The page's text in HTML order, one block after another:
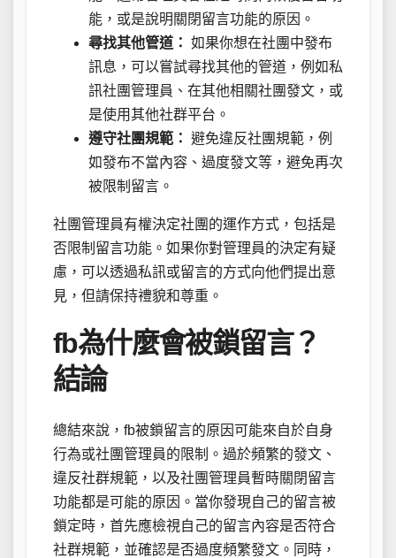
能，或是說明關閉留言功能的原因。
尋找其他管道： 如果你想在社團中發布
訊息，可以嘗試尋找其他的管道，例如私
訊社團管理員、在其他相關社團發文，或
是使用其他社群平台。
遵守社團規範： 避免違反社團規範，例
如發布不當內容、過度發文等，避免再次
被限制留言。
社團管理員有權決定社團的運作方式，包括是
否限制留言功能。如果你對管理員的決定有疑
慮，可以透過私訊或留言的方式向他們提出意
見，但請保持禮貌和尊重。
fb為什麼會被鎖留言？
結論
總結來說，fb被鎖留言的原因可能來自於自身
行為或社團管理員的限制。過於頻繁的發文、
違反社群規範，以及社團管理員暫時關閉留言
功能都是可能的原因。當你發現自己的留言被
鎖定時，首先應檢視自己的留言內容是否符合
社群規範，並確認是否過度頻繁發文。同時，